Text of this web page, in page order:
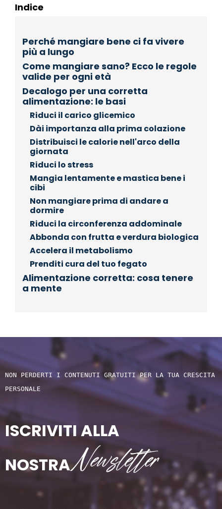
Indice
Perché mangiare bene ci fa vivere
più a lungo
Come mangiare sano? Ecco le regole
valide per ogni età
Decalogo per una corretta
alimentazione: le basi
Riduci il carico glicemico
Dài importanza alla prima colazione
Distribuisci le calorie nell'arco della
giornata
Riduci lo stress
Mangia lentamente e mastica bene i
cibi
Non mangiare prima di andare a
dormire
Riduci la circonferenza addominale
Abbonda con frutta e verdura biologica
Accelera il metabolismo
Prenditi cura del tuo fegato
Alimentazione corretta: cosa tenere
a mente
NON PERDERTI I CONTENUTI GRATUITI PER LA TUA CRESCITA
PERSONALE
ISCRIVITI ALLA
NOSTRANewsletter